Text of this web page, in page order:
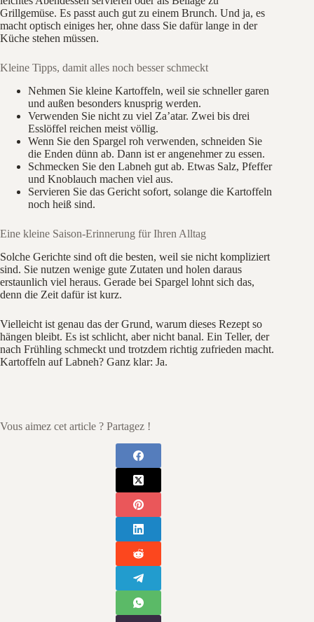
Grillgemüse. Es passt auch gut zu einem Brunch. Und ja, es
macht optisch einiges her, ohne dass Sie dafür lange in der
Küche stehen müssen.
Kleine Tipps, damit alles noch besser schmeckt
Nehmen Sie kleine Kartoffeln, weil sie schneller garen
und außen besonders knusprig werden.
Verwenden Sie nicht zu viel Za’atar. Zwei bis drei
Esslöffel reichen meist völlig.
Wenn Sie den Spargel roh verwenden, schneiden Sie
die Enden dünn ab. Dann ist er angenehmer zu essen.
Schmecken Sie den Labneh gut ab. Etwas Salz, Pfeffer
und Knoblauch machen viel aus.
Servieren Sie das Gericht sofort, solange die Kartoffeln
noch heiß sind.
Eine kleine Saison-Erinnerung für Ihren Alltag
Solche Gerichte sind oft die besten, weil sie nicht kompliziert
sind. Sie nutzen wenige gute Zutaten und holen daraus
erstaunlich viel heraus. Gerade bei Spargel lohnt sich das,
denn die Zeit dafür ist kurz.
Vielleicht ist genau das der Grund, warum dieses Rezept so
hängen bleibt. Es ist schlicht, aber nicht banal. Ein Teller, der
nach Frühling schmeckt und trotzdem richtig zufrieden macht.
Kartoffeln auf Labneh? Ganz klar: Ja.
Vous aimez cet article ? Partagez !